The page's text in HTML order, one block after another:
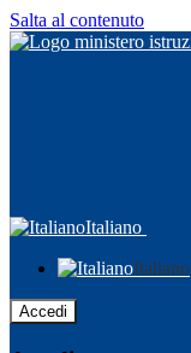
Salta al contenuto
Italiano
Italiano
Accedi